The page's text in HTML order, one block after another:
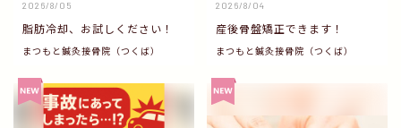
2026/8/05
脂肪冷却、お試しください！
まつもと鍼灸接骨院（つくば）
2026/8/04
産後骨盤矯正できます！
まつもと鍼灸接骨院（つくば）